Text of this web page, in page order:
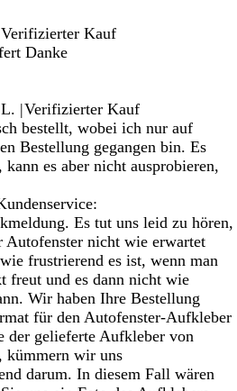
Verifizierter Kauf
Danke
|Verifizierter Kauf
bestellt, wobei ich nur auf
Bestellung gegangen bin. Es
es aber nicht ausprobieren,
Es tut uns leid zu hören,
nicht wie erwartet
frustrierend es ist, wenn man
freut und es dann nicht wie
Wir haben Ihre Bestellung
für den Autofenster-Aufkleber
der gelieferte Aufkleber von
kümmern wir uns
darum. In diesem Fall wären